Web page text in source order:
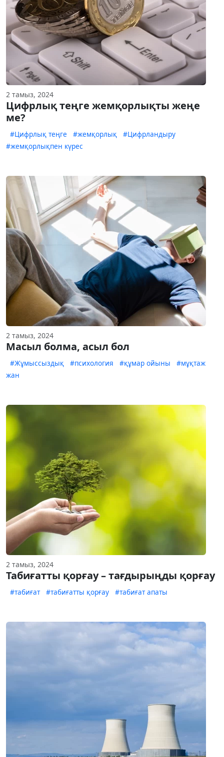
2 тамыз, 2024
Цифрлық теңге жемқорлықты жеңе
ме?
#Цифрлық теңге #жемқорлық
#Цифрландыру
#жемқорлықпен күрес
2 тамыз, 2024
Масыл болма, асыл бол
#Жұмыссыздық #психология #құмар ойыны
#мұқтаж
жан
2 тамыз, 2024
Табиғатты қорғау – тағдырыңды қорғау
#табиғат #табиғатты қорғау #табиғат апаты